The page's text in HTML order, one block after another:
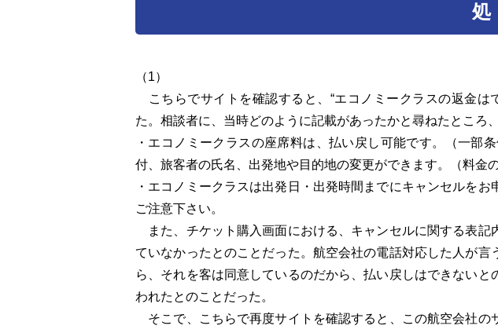
処
（1）
こちらでサイトを確認すると、“エコノミークラスの返金は
た。相談者に、当時どのように記載があったかと尋ねたところ
・エコノミークラスの座席料は、払い戻し可能です。（一部
付、旅客者の氏名、出発地や目的地の変更ができます。（料金
・エコノミークラスは出発日・出発時間までにキャンセルを
ご注意下さい。
また、チケット購入画面における、キャンセルに関する表記
ていなかったとのことだった。航空会社の電話対応した人が
ら、それを客は同意しているのだから、払い戻しはできない
われたとのことだった。
そこで、こちらで再度サイトを確認すると、この航空会社の